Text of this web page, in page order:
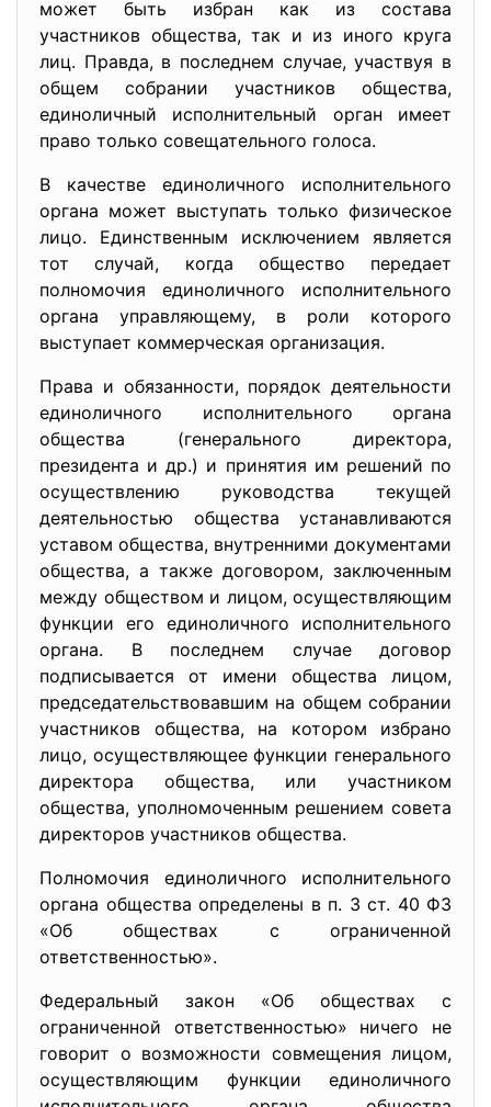
может быть избран как из состава
участников общества, так и из иного круга
лиц. Правда, в последнем случае, участвуя в
общем собрании участников общества,
единоличный исполнительный орган имеет
право только совещательного голоса.
В качестве единоличного исполнительного
органа может выступать только физическое
лицо. Единственным исключением является
тот случай, когда общество передает
полномочия единоличного исполнительного
органа управляющему, в роли которого
выступает коммерческая организация.
Права и обязанности, порядок деятельности
единоличного исполнительного органа
общества (генерального директора,
президента и др.) и принятия им решений по
осуществлению руководства текущей
деятельностью общества устанавливаются
уставом общества, внутренними документами
общества, а также договором, заключенным
между обществом и лицом, осуществляющим
функции его единоличного исполнительного
органа. В последнем случае договор
подписывается от имени общества лицом,
председательствовавшим на общем собрании
участников общества, на котором избрано
лицо, осуществляющее функции генерального
директора общества, или участником
общества, уполномоченным решением совета
директоров участников общества.
Полномочия единоличного исполнительного
органа общества определены в п. 3 ст. 40 ФЗ
«Об обществах с ограниченной
ответственностью».
Федеральный закон «Об обществах с
ограниченной ответственностью» ничего не
говорит о возможности совмещения лицом,
осуществляющим функции единоличного